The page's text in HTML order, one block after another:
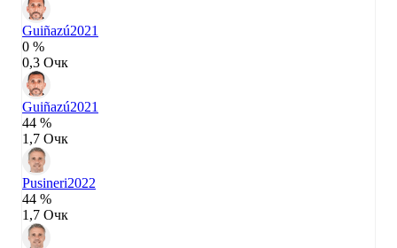
Guiñazú2021
0 %
0,3 Очк
Guiñazú2021
44 %
1,7 Очк
Pusineri2022
44 %
1,7 Очк